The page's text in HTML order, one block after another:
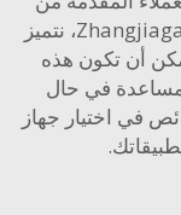
الشركة المصنعة. في شركة Zhangjiagang Comark، نتميز
تكون هذه
في حال
جهاز